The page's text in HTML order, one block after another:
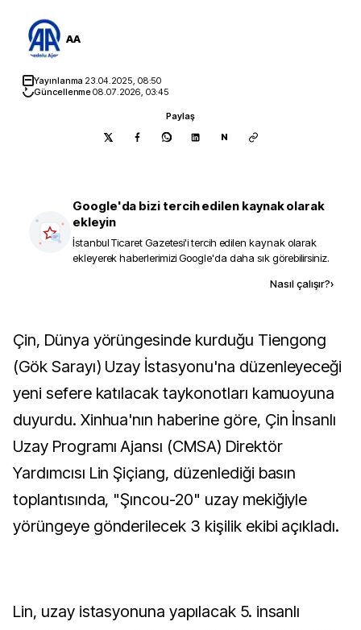
AA
Yayınlanma 23.04.2025, 08:50
Güncellenme08.07.2026, 03:45
Paylaş
N
Google'da bizi tercih edilen kaynak olarak
ekleyin
İstanbul Ticaret Gazetesi'i tercih edilen kaynak olarak
ekleyerek haberlerimizi Google'da daha sık görebilirsiniz.
Nasıl çalışır?›
Çin, Dünya yörüngesinde kurduğu Tiengong
(Gök Sarayı) Uzay İstasyonu'na düzenleyeceği
yeni sefere katılacak taykonotları kamuoyuna
duyurdu. Xinhua'nın haberine göre, Çin İnsanlı
Uzay Programı Ajansı (CMSA) Direktör
Yardımcısı Lin Şiçiang, düzenlediği basın
toplantısında, "Şıncou-20" uzay mekiğiyle
yörüngeye gönderilecek 3 kişilik ekibi açıkladı.
Lin, uzay istasyonuna yapılacak 5. insanlı